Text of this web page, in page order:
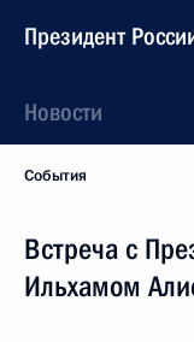
Президент
Новости
События
Встреча с
Ильхамом